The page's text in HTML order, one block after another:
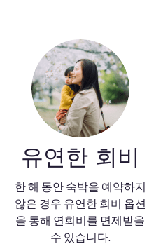
유연한 회비
한 해 동안 숙박을 예약하지
않은 경우 유연한 회비 옵션
을 통해 연회비를 면제받을
수 있습니다.